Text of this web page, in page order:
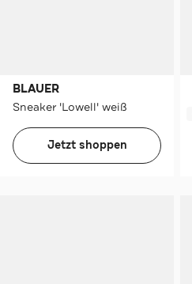
BLAUER
Sneaker 'Lowell' weiß
Jetzt shoppen